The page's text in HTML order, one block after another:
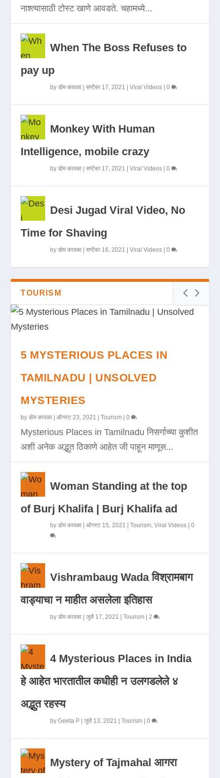
नाश्त्यासाठी टोस्ट खाणे आवडते. चहामध्ये...
When The Boss Refuses to
pay up
byडोम कावळा |सप्टेंबर 17, 2021 |Viral Videos |0
Monkey With Human
Intelligence, mobile crazy
byडोम कावळा |सप्टेंबर 17, 2021 |Viral Videos |0
Desi Jugad Viral Video, No
Time for Shaving
byडोम कावळा |सप्टेंबर 16, 2021 |Viral Videos |0
TOURISM
5 MYSTERIOUS PLACES IN
TAMILNADU | UNSOLVED
MYSTERIES
byडोम कावळा |ऑगस्ट 23, 2021 |Tourism |0
Mysterious Places in Tamilnadu निसर्गाच्या कुशीत
अशी अनेक अद्भुत ठिकाणे आहेत जी पाहून माणूस...
Woman Standing at the top
of Burj Khalifa | Burj Khalifa ad
byडोम कावळा |ऑगस्ट 15, 2021 |Tourism ,Viral Videos |0
Vishrambaug Wada विश्रामबाग
वाड्याचा न माहीत असलेला इतिहास
byडोम कावळा |जुलै 17, 2021 |Tourism | 2
4 Mysterious Places in India
हे आहेत भारतातील कधीही न उलगडलेले ४
अद्भुत रहस्य
byGeeta P |जुलै 13, 2021 |Tourism |0
Mystery of Tajmahal आगरा